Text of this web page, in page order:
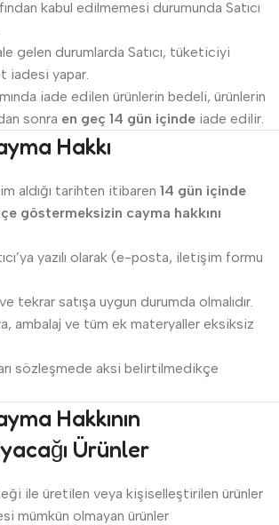
kabul edilmemesi durumunda Satıcı
gelen durumlarda Satıcı, tüketiciyi
iadesi yapar.
iade edilen ürünlerin bedeli, ürünlerin
sonra en geç 14 gün içinde iade edilir.
Hakkı
aldığı tarihten itibaren 14 gün içinde
göstermeksizin cayma hakkını
yazılı olarak (e-posta, iletişim formu
tekrar satışa uygun durumda olmalıdır.
ambalaj ve tüm ek materyaller eksiksiz
sözleşmede aksi belirtilmedikçe
Hakkının
Ürünler
ile üretilen veya kişiselleştirilen ürünler
mümkün olmayan ürünler